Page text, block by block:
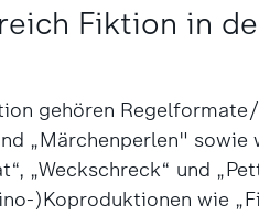
Fiktion in
gehören
„Märchenperlen"
„Weckschreck“ und
)Koproduktionen wie